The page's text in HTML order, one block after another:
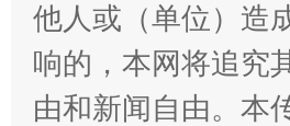
他人或（单位）造
响的，本网将追究
由和新闻自由。本